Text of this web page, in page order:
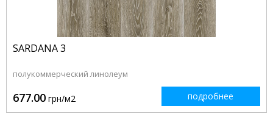
SARDANA 3
полукоммерческий линолеум
677.00 грн/м2 подробнее